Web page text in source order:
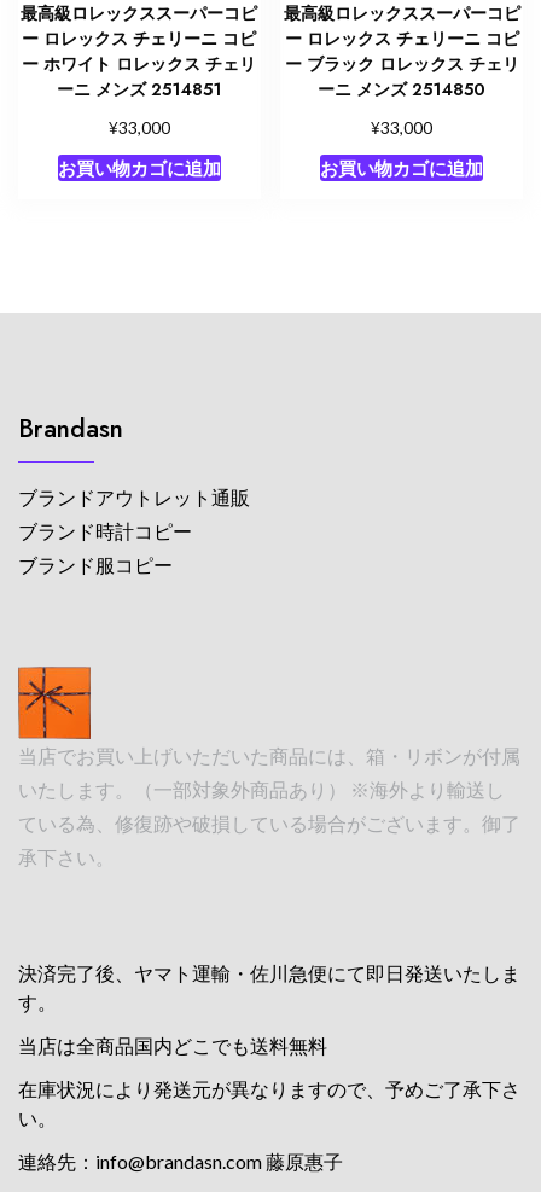
最高級ロレックススーパーコピ
ー ロレックス チェリーニ コピ
ー ホワイト ロレックス チェリ
ーニ メンズ 2514851
¥33,000
お買い物カゴに追加
最高級ロレックススーパーコピ
ー ロレックス チェリーニ コピ
ー ブラック ロレックス チェリ
ーニ メンズ 2514850
¥33,000
お買い物カゴに追加
Brandasn
ブランドアウトレット通販
ブランド時計コピー
ブランド服コピー
当店でお買い上げいただいた商品には、箱・リボンが付属
いたします。（一部対象外商品あり） ※海外より輸送し
ている為、修復跡や破損している場合がございます。御了
承下さい。
決済完了後、ヤマト運輸・佐川急便にて即日発送いたしま
す。
当店は全商品国内どこでも送料無料
在庫状況により発送元が異なりますので、予めご了承下さ
い。
連絡先： info@brandasn.com藤原惠子